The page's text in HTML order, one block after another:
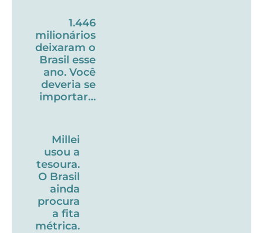
1.446
milionários
deixaram o
Brasil esse
ano. Você
deveria se
importar…
Millei
usou a
tesoura.
O Brasil
ainda
procura
a fita
métrica.